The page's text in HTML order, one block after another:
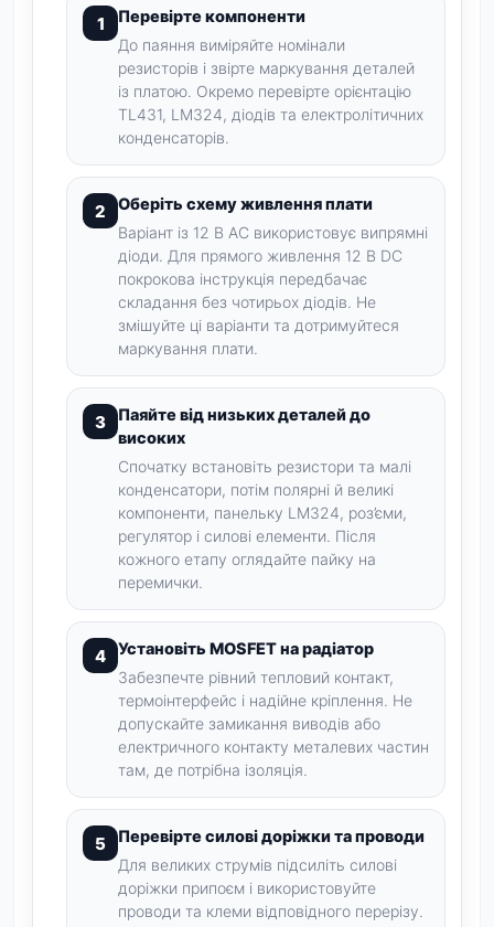
Перевірте компоненти
До паяння виміряйте номінали
резисторів і звірте маркування деталей
із платою. Окремо перевірте орієнтацію
TL431, LM324, діодів та електролітичних
конденсаторів.
Оберіть схему живлення плати
Варіант із 12 В AC використовує випрямні
діоди. Для прямого живлення 12 В DC
покрокова інструкція передбачає
складання без чотирьох діодів. Не
змішуйте ці варіанти та дотримуйтеся
маркування плати.
Паяйте від низьких деталей до
високих
Спочатку встановіть резистори та малі
конденсатори, потім полярні й великі
компоненти, панельку LM324, роз’єми,
регулятор і силові елементи. Після
кожного етапу оглядайте пайку на
перемички.
Установіть MOSFET на радіатор
Забезпечте рівний тепловий контакт,
термоінтерфейс і надійне кріплення. Не
допускайте замикання виводів або
електричного контакту металевих частин
там, де потрібна ізоляція.
Перевірте силові доріжки та проводи
Для великих струмів підсиліть силові
доріжки припоєм і використовуйте
проводи та клеми відповідного перерізу.